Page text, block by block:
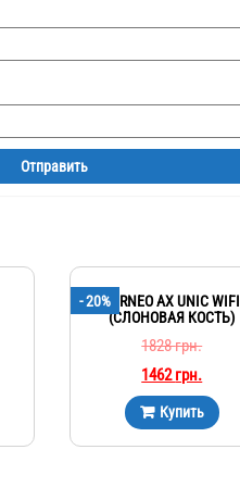
- 20%TERNEO AX UNIC WIFI
(СЛОНОВАЯ КОСТЬ)
1828грн.
1462грн.
Купить